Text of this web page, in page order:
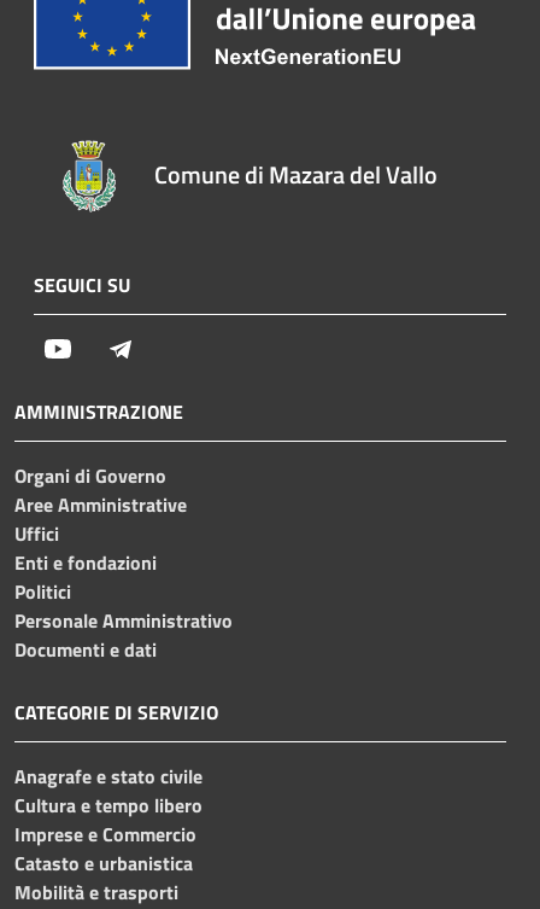
Comune di Mazara del Vallo
SEGUICI SU
Youtube
AMMINISTRAZIONE
Organi di Governo
Aree Amministrative
Uffici
Enti e fondazioni
Politici
Personale Amministrativo
Documenti e dati
CATEGORIE DI SERVIZIO
Anagrafe e stato civile
Cultura e tempo libero
Imprese e Commercio
Catasto e urbanistica
Mobilità e trasporti